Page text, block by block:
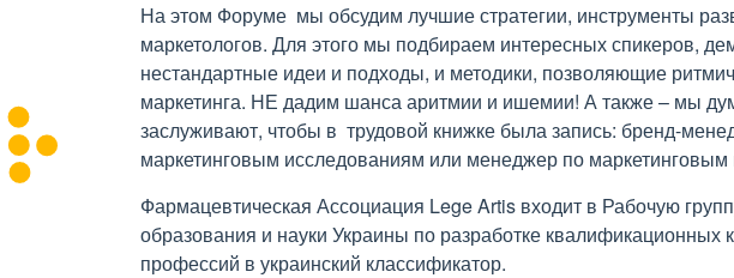
На этом Форуме мы обсудим лучшие стратегии, инструменты
маркетологов. Для этого мы подбираем интересных спикеров,
нестандартные идеи и подходы, и методики, позволяющие
маркетинга. НЕ дадим шанса аритмии и ишемии! А также – мы
заслуживают, чтобы в трудовой книжке была запись: бренд-
маркетинговым исследованиям или менеджер по
Фармацевтическая Ассоциация Lege Artis входит в Рабочую
образования и науки Украины по разработке квалификационных
профессий в украинский классификатор.